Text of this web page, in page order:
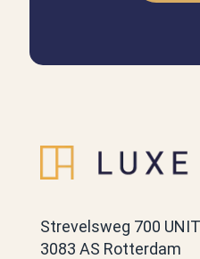
Strevelsweg 700
3083 AS Rotterdam